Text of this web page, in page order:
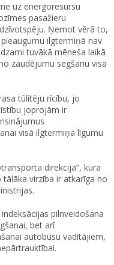
uz energoresursu
pasažieru
Ņemot vērā to,
ilgtermiņā nav
tuvākā mēneša laikā
zaudējumu segšanu visa
tūlītēju rīcību, jo
joprojām ir
visā ilgtermiņa līgumu
direkcija”, kura
virzība ir atkarīga no
pilnveidošana
bet arī
autobusu vadītājiem,